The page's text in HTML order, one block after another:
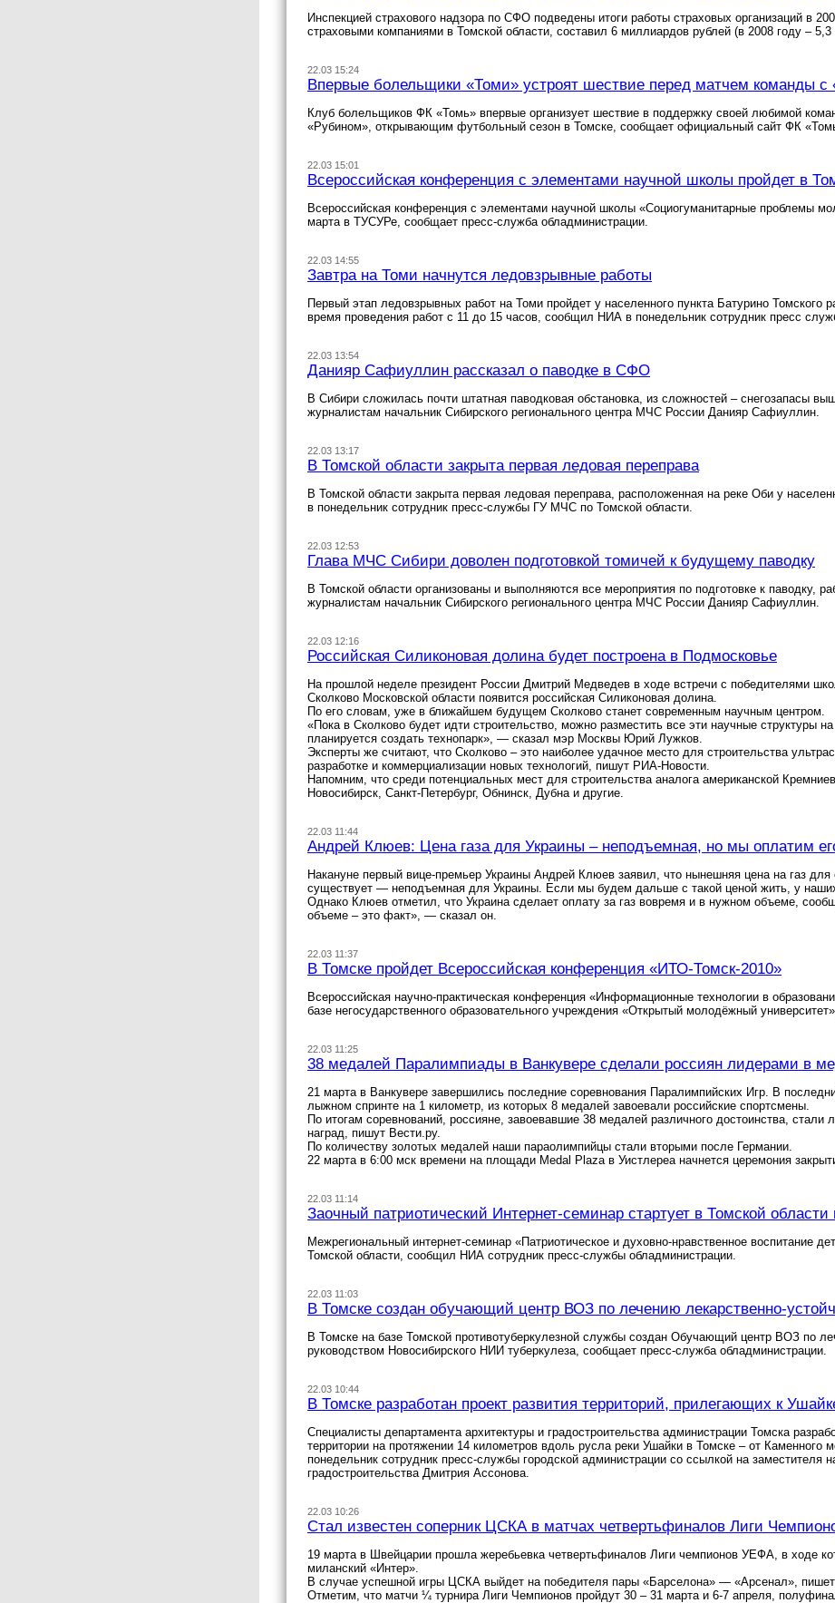
Инспекцией страхового надзора по СФО подведены итоги работы страховых организаций в
страховыми компаниями в Томской области, составил 6 миллиардов рублей (в 2008 году –
22.03 15:24
Впервые болельщики «Томи» устроят шествие перед матчем команды с
Клуб болельщиков ФК «Томь» впервые организует шествие в поддержку своей любимой
«Рубином», открывающим футбольный сезон в Томске, сообщает официальный сайт ФК
22.03 15:01
Всероссийская конференция с элементами научной школы пройдет в
Всероссийская конференция с элементами научной школы «Социогуманитарные проблемы
марта в ТУСУРе, сообщает пресс-служба обладминистрации.
22.03 14:55
Завтра на Томи начнутся ледовзрывные работы
Первый этап ледовзрывных работ на Томи пройдет у населенного пункта Батурино Томского
время проведения работ с 11 до 15 часов, сообщил НИА в понедельник сотрудник пресс
22.03 13:54
Данияр Сафиуллин рассказал о паводке в СФО
В Сибири сложилась почти штатная паводковая обстановка, из сложностей – снегозапасы
журналистам начальник Сибирского регионального центра МЧС России Данияр Сафиуллин.
22.03 13:17
В Томской области закрыта первая ледовая переправа
В Томской области закрыта первая ледовая переправа, расположенная на реке Оби у
в понедельник сотрудник пресс-службы ГУ МЧС по Томской области.
22.03 12:53
Глава МЧС Сибири доволен подготовкой томичей к будущему паводку
В Томской области организованы и выполняются все мероприятия по подготовке к паводку,
журналистам начальник Сибирского регионального центра МЧС России Данияр Сафиуллин.
22.03 12:16
Российская Силиконовая долина будет построена в Подмосковье
На прошлой неделе президент России Дмитрий Медведев в ходе встречи с победителями
Сколково Московской области появится российская Силиконовая долина.
По его словам, уже в ближайшем будущем Сколково станет современным научным центром.
«Пока в Сколково будет идти строительство, можно разместить все эти научные структуры
планируется создать технопарк», — сказал мэр Москвы Юрий Лужков.
Эксперты же считают, что Сколково – это наиболее удачное место для строительства
разработке и коммерциализации новых технологий, пишут РИА-Новости.
Напомним, что среди потенциальных мест для строительства аналога американской
Новосибирск, Санкт-Петербург, Обнинск, Дубна и другие.
22.03 11:44
Андрей Клюев: Цена газа для Украины – неподъемная, но мы оплатим
Накануне первый вице-премьер Украины Андрей Клюев заявил, что нынешняя цена на газ
существует — неподъемная для Украины. Если мы будем дальше с такой ценой жить, у
Однако Клюев отметил, что Украина сделает оплату за газ вовремя и в нужном объеме,
объеме – это факт», — сказал он.
22.03 11:37
В Томске пройдет Всероссийская конференция «ИТО-Томск-2010»
Всероссийская научно-практическая конференция «Информационные технологии в
базе негосударственного образовательного учреждения «Открытый молодёжный
22.03 11:25
38 медалей Паралимпиады в Ванкувере сделали россиян лидерами в
21 марта в Ванкувере завершились последние соревнования Паралимпийских Игр. В
лыжном спринте на 1 километр, из которых 8 медалей завоевали российские спортсмены.
По итогам соревнований, россияне, завоевавшие 38 медалей различного достоинства,
наград, пишут Вести.ру.
По количеству золотых медалей наши параолимпийцы стали вторыми после Германии.
22 марта в 6:00 мск времени на площади Medal Plaza в Уистлереа начнется церемония
22.03 11:14
Заочный патриотический Интернет-семинар стартует в Томской
Межрегиональный интернет-семинар «Патриотическое и духовно-нравственное воспитание
Томской области, сообщил НИА сотрудник пресс-службы обладминистрации.
22.03 11:03
В Томске создан обучающий центр ВОЗ по лечению лекарственно-
В Томске на базе Томской противотуберкулезной службы создан Обучающий центр ВОЗ по
руководством Новосибирского НИИ туберкулеза, сообщает пресс-служба обладминистрации.
22.03 10:44
В Томске разработан проект развития территорий, прилегающих к
Специалисты департамента архитектуры и градостроительства администрации Томска
территории на протяжении 14 километров вдоль русла реки Ушайки в Томске – от
понедельник сотрудник пресс-службы городской администрации со ссылкой на заместителя
градостроительства Дмитрия Ассонова.
22.03 10:26
Стал известен соперник ЦСКА в матчах четвертьфиналов Лиги
19 марта в Швейцарии прошла жеребьевка четвертьфиналов Лиги чемпионов УЕФА, в ходе
миланский «Интер».
В случае успешной игры ЦСКА выйдет на победителя пары «Барселона» — «Арсенал»,
Отметим, что матчи ¼ турнира Лиги Чемпионов пройдут 30 – 31 марта и 6-7 апреля,